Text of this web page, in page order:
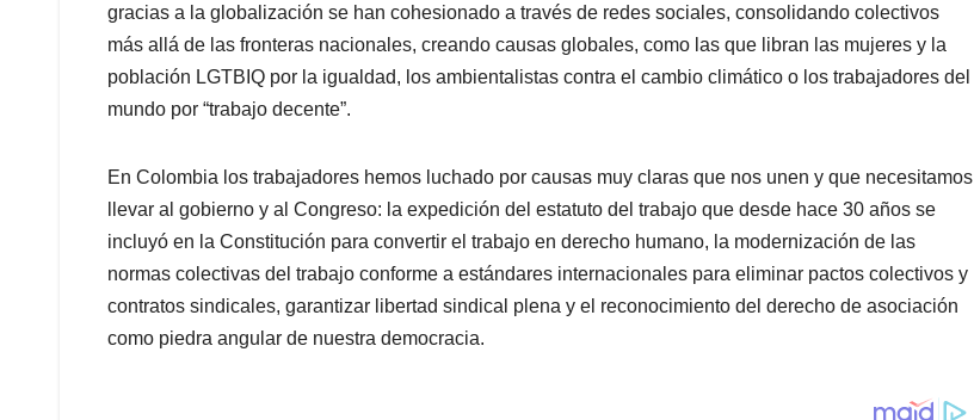
gracias a la globalización se han cohesionado a través de redes sociales, consolidando colectivos
más allá de las fronteras nacionales, creando causas globales, como las que libran las mujeres y la
población LGTBIQ por la igualdad, los ambientalistas contra el cambio climático o los trabajadores del
mundo por “trabajo decente”.
En Colombia los trabajadores hemos luchado por causas muy claras que nos unen y que necesitamos
llevar al gobierno y al Congreso: la expedición del estatuto del trabajo que desde hace 30 años se
incluyó en la Constitución para convertir el trabajo en derecho humano, la modernización de las
normas colectivas del trabajo conforme a estándares internacionales para eliminar pactos colectivos y
contratos sindicales, garantizar libertad sindical plena y el reconocimiento del derecho de asociación
como piedra angular de nuestra democracia.